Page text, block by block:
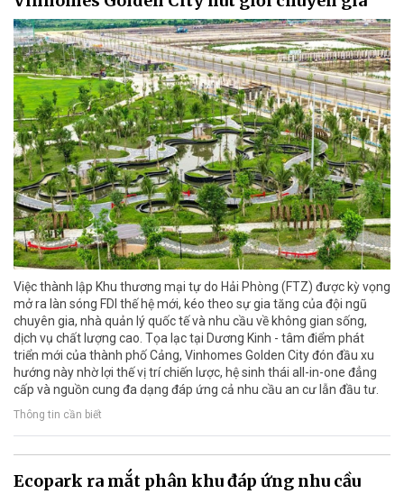
Việc thành lập Khu thương mại tự do Hải Phòng (FTZ) được kỳ vọng
mở ra làn sóng FDI thế hệ mới, kéo theo sự gia tăng của đội ngũ
chuyên gia, nhà quản lý quốc tế và nhu cầu về không gian sống,
dịch vụ chất lượng cao. Tọa lạc tại Dương Kinh - tâm điểm phát
triển mới của thành phố Cảng, Vinhomes Golden City đón đầu xu
hướng này nhờ lợi thế vị trí chiến lược, hệ sinh thái all-in-one đẳng
cấp và nguồn cung đa dạng đáp ứng cả nhu cầu an cư lẫn đầu tư.
Thông tin cần biết
Ecopark ra mắt phân khu đáp ứng nhu cầu